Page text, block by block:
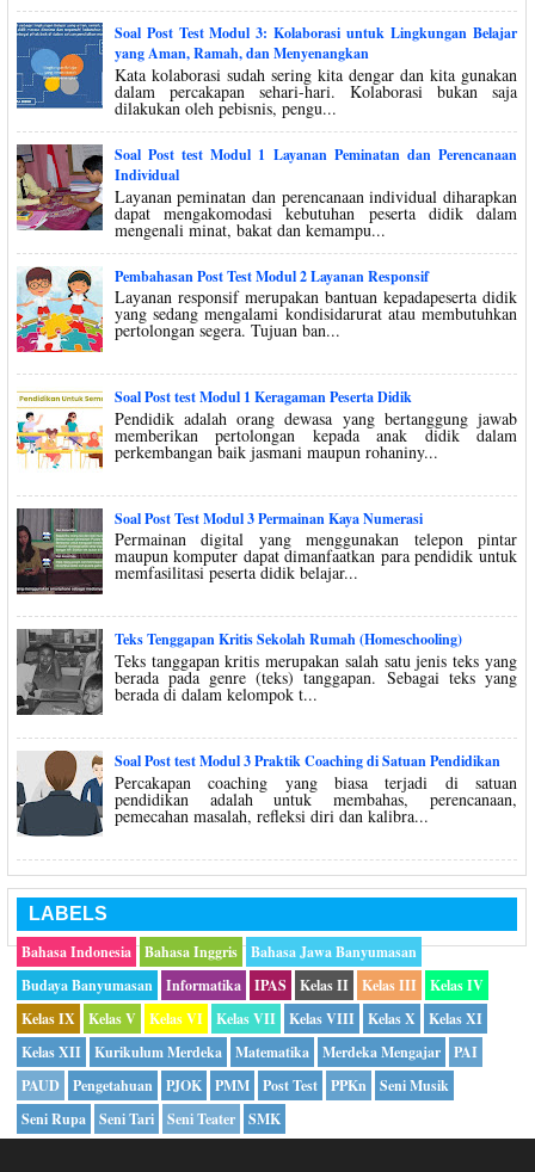
Soal Post Test Modul 3: Kolaborasi untuk Lingkungan Belajar
yang Aman, Ramah, dan Menyenangkan
Kata kolaborasi sudah sering kita dengar dan kita gunakan
dalam percakapan sehari-hari. Kolaborasi bukan saja
dilakukan oleh pebisnis, pengu...
Soal Post test Modul 1 Layanan Peminatan dan Perencanaan
Individual
Layanan peminatan dan perencanaan individual diharapkan
dapat mengakomodasi kebutuhan peserta didik dalam
mengenali minat, bakat dan kemampu...
Pembahasan Post Test Modul 2 Layanan Responsif
Layanan responsif merupakan bantuan kepadapeserta didik
yang sedang mengalami kondisidarurat atau membutuhkan
pertolongan segera. Tujuan ban...
Soal Post test Modul 1 Keragaman Peserta Didik
Pendidik adalah orang dewasa yang bertanggung jawab
memberikan pertolongan kepada anak didik dalam
perkembangan baik jasmani maupun rohaniny...
Soal Post Test Modul 3 Permainan Kaya Numerasi
Permainan digital yang menggunakan telepon pintar
maupun komputer dapat dimanfaatkan para pendidik untuk
memfasilitasi peserta didik belajar...
Teks Tenggapan Kritis Sekolah Rumah (Homeschooling)
Teks tanggapan kritis merupakan salah satu jenis teks yang
berada pada genre (teks) tanggapan. Sebagai teks yang
berada di dalam kelompok t...
Soal Post test Modul 3 Praktik Coaching di Satuan Pendidikan
Percakapan coaching yang biasa terjadi di satuan
pendidikan adalah untuk membahas, perencanaan,
pemecahan masalah, refleksi diri dan kalibra...
LABELS
Bahasa Indonesia
Bahasa Inggris
Bahasa Jawa Banyumasan
Budaya Banyumasan
Informatika IPAS Kelas II Kelas III
Kelas IV
Kelas IX
Kelas V Kelas VI Kelas VII Kelas VIII Kelas X
Kelas XI
Kelas XII
Kurikulum Merdeka Matematika Merdeka Mengajar
PAI
PAUD
Pengetahuan PJOK PMM Post Test PPKn
Seni Musik
Seni Rupa
Seni Tari Seni Teater SMK